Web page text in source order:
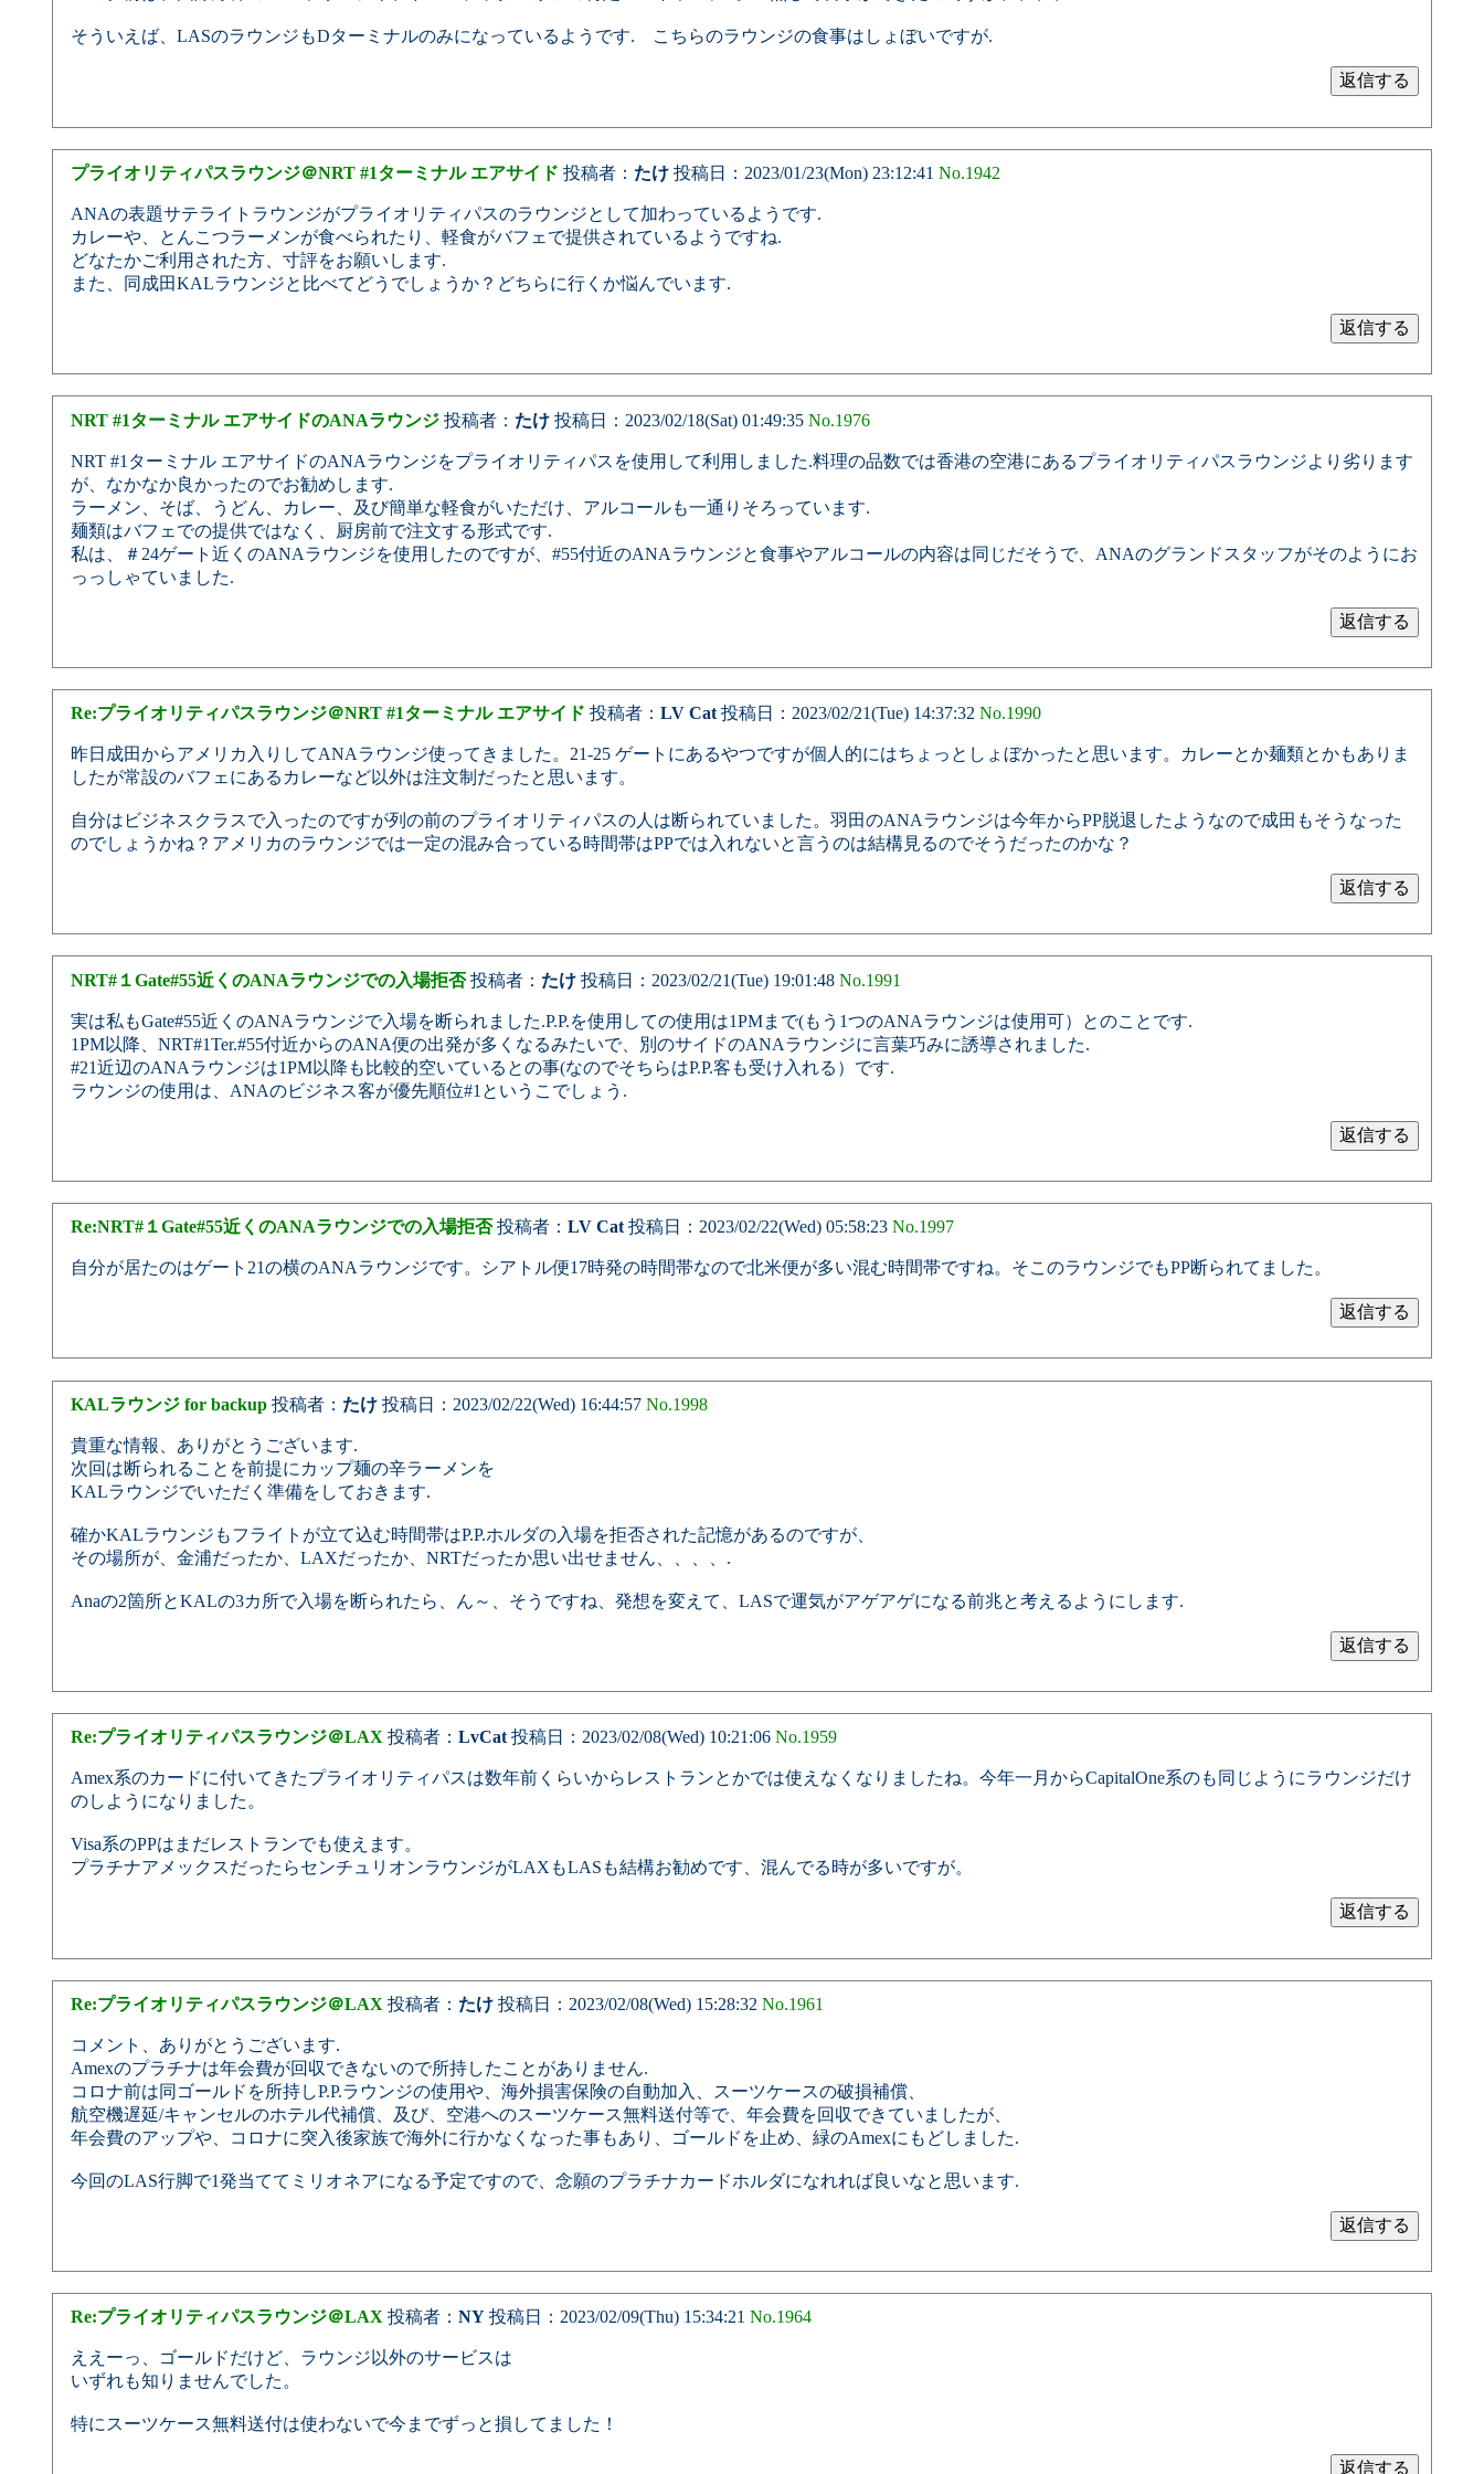
そういえば、LASのラウンジもDターミナルのみになっているようです. こちらのラウンジの食事はしょぼいですが.
プライオリティパスラウンジ＠NRT #1ターミナル エアサイド 投稿者： たけ投稿日：2023/01/23(Mon) 23:12:41 No.1942
ANAの表題サテライトラウンジがプライオリティパスのラウンジとして加わっているようです.
カレーや、とんこつラーメンが食べられたり、軽食がバフェで提供されているようですね.
どなたかご利用された方、寸評をお願いします.
また、同成田KALラウンジと比べてどうでしょうか？どちらに行くか悩んでいます.
NRT #1ターミナル エアサイドのANAラウンジ投稿者： たけ投稿日：2023/02/18(Sat) 01:49:35 No.1976
NRT #1ターミナル エアサイドのANAラウンジをプライオリティパスを使用して利用しました.料理の品数では香港の空港にあるプライオリティパスラウンジより劣ります
が、なかなか良かったのでお勧めします.
ラーメン、そば、うどん、カレー、及び簡単な軽食がいただけ、アルコールも一通りそろっています.
麺類はバフェでの提供ではなく、厨房前で注文する形式です.
私は、＃24ゲート近くのANAラウンジを使用したのですが、#55付近のANAラウンジと食事やアルコールの内容は同じだそうで、ANAのグランドスタッフがそのようにお
っっしゃていました.
Re:プライオリティパスラウンジ＠NRT #1ターミナル エアサイド 投稿者： LV Cat投稿日：2023/02/21(Tue) 14:37:32 No.1990
昨日成田からアメリカ入りしてANAラウンジ使ってきました。21-25 ゲートにあるやつですが個人的にはちょっとしょぼかったと思います。カレーとか麺類とかもありま
したが常設のバフェにあるカレーなど以外は注文制だったと思います。
自分はビジネスクラスで入ったのですが列の前のプライオリティパスの人は断られていました。羽田のANAラウンジは今年からPP脱退したようなので成田もそうなった
のでしょうかね？アメリカのラウンジでは一定の混み合っている時間帯はPPでは入れないと言うのは結構見るのでそうだったのかな？
NRT#１Gate#55近くのANAラウンジでの入場拒否投稿者： たけ投稿日：2023/02/21(Tue) 19:01:48 No.1991
実は私もGate#55近くのANAラウンジで入場を断られました.P.P.を使用しての使用は1PMまで(もう1つのANAラウンジは使用可）とのことです.
1PM以降、NRT#1Ter.#55付近からのANA便の出発が多くなるみたいで、別のサイドのANAラウンジに言葉巧みに誘導されました.
#21近辺のANAラウンジは1PM以降も比較的空いているとの事(なのでそちらはP.P.客も受け入れる）です.
ラウンジの使用は、ANAのビジネス客が優先順位#1というこでしょう.
Re:NRT#１Gate#55近くのANAラウンジでの入場拒否投稿者： LV Cat投稿日：2023/02/22(Wed) 05:58:23 No.1997
自分が居たのはゲート21の横のANAラウンジです。シアトル便17時発の時間帯なので北米便が多い混む時間帯ですね。そこのラウンジでもPP断られてました。
KALラウンジ for backup投稿者： たけ投稿日：2023/02/22(Wed) 16:44:57 No.1998
貴重な情報、ありがとうございます.
次回は断られることを前提にカップ麺の辛ラーメンを
KALラウンジでいただく準備をしておきます.
確かKALラウンジもフライトが立て込む時間帯はP.P.ホルダの入場を拒否された記憶があるのですが、
その場所が、金浦だったか、LAXだったか、NRTだったか思い出せません、、、、.
Anaの2箇所とKALの3カ所で入場を断られたら、ん～、そうですね、発想を変えて、LASで運気がアゲアゲになる前兆と考えるようにします.
Re:プライオリティパスラウンジ＠LAX 投稿者： LvCat投稿日：2023/02/08(Wed) 10:21:06 No.1959
Amex系のカードに付いてきたプライオリティパスは数年前くらいからレストランとかでは使えなくなりましたね。今年一月からCapitalOne系のも同じようにラウンジだけ
のしようになりました。
Visa系のPPはまだレストランでも使えます。
プラチナアメックスだったらセンチュリオンラウンジがLAXもLASも結構お勧めです、混んでる時が多いですが。
Re:プライオリティパスラウンジ＠LAX 投稿者： たけ投稿日：2023/02/08(Wed) 15:28:32 No.1961
コメント、ありがとうございます.
Amexのプラチナは年会費が回収できないので所持したことがありません.
コロナ前は同ゴールドを所持しP.P.ラウンジの使用や、海外損害保険の自動加入、スーツケースの破損補償、
航空機遅延/キャンセルのホテル代補償、及び、空港へのスーツケース無料送付等で、年会費を回収できていましたが、
年会費のアップや、コロナに突入後家族で海外に行かなくなった事もあり、ゴールドを止め、緑のAmexにもどしました.
今回のLAS行脚で1発当ててミリオネアになる予定ですので、念願のプラチナカードホルダになれれば良いなと思います.
Re:プライオリティパスラウンジ＠LAX投稿者： NY投稿日：2023/02/09(Thu) 15:34:21 No.1964
ええーっ、ゴールドだけど、ラウンジ以外のサービスは
いずれも知りませんでした。
特にスーツケース無料送付は使わないで今までずっと損してました！